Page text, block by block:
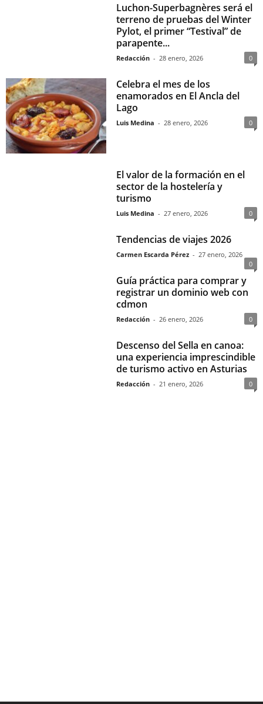
Luchon-Superbagnères será el
terreno de pruebas del Winter
Pylot, el primer “Testival” de
parapente...
Redacción - 28 enero, 2026 0
Celebra el mes de los
enamorados en El Ancla del
Lago
Luis Medina - 28 enero, 2026 0
El valor de la formación en el
sector de la hostelería y
turismo
Luis Medina - 27 enero, 2026 0
Tendencias de viajes 2026
Carmen Escarda Pérez - 27 enero, 2026
0
Guía práctica para comprar y
registrar un dominio web con
cdmon
Redacción - 26 enero, 2026 0
Descenso del Sella en canoa:
una experiencia imprescindible
de turismo activo en Asturias
Redacción - 21 enero, 2026 0